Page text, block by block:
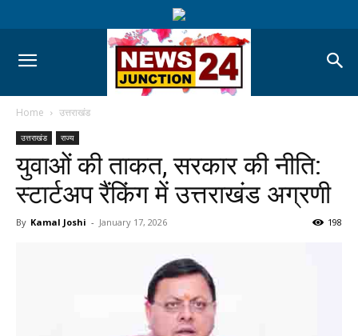
Home उत्तराखंड
उत्तराखंड राज्य
युवाओं की ताकत, सरकार की नीति:
स्टार्टअप रैंकिंग में उत्तराखंड अग्रणी
By Kamal Joshi - January 17, 2026 198